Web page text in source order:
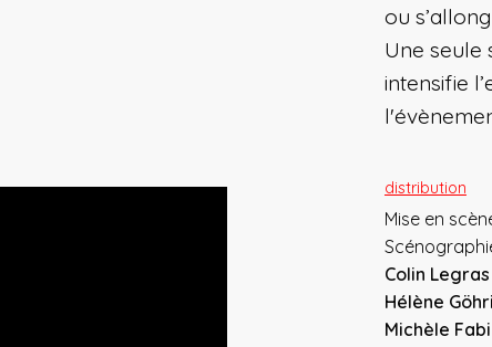
ou
Une seule
intensifie
distribution
Mise en
Colin Legras
Hélène
Michèle